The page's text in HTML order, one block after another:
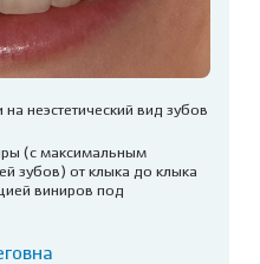
неэстетический вид зубов
(с максимальным
зубов) от клыка до клыка
виниров под